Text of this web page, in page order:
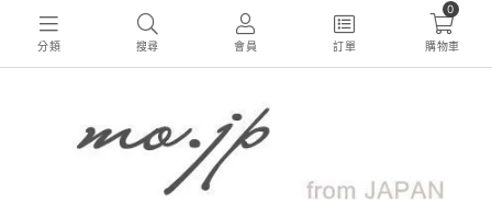
分類 搜尋 會員 訂單
0
購物車